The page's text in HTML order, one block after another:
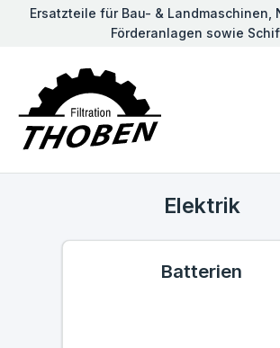
Ersatzteile für Bau- & Landmaschinen,
Förderanlagen sowie
Elektrik
Batterien